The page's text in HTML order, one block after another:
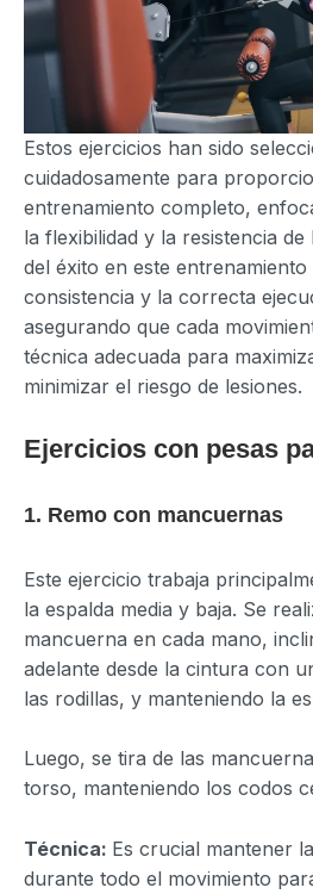
Estos ejercicios han sido
cuidadosamente para
entrenamiento completo,
la flexibilidad y la resistencia de
del éxito en este entrenamiento
consistencia y la correcta
asegurando que cada
técnica adecuada para
minimizar el riesgo de lesiones.
Ejercicios con pesas
1. Remo con mancuernas
Este ejercicio trabaja
la espalda media y baja. Se
mancuerna en cada mano,
adelante desde la cintura con
las rodillas, y manteniendo la
Luego, se tira de las
torso, manteniendo los codos
Técnica: Es crucial mantener
durante todo el movimiento